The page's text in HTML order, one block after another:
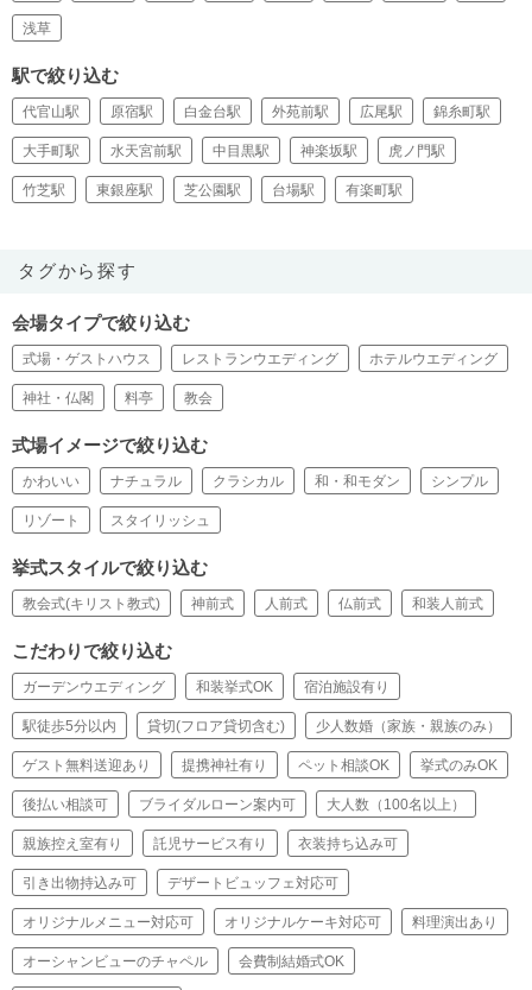
浅草
駅で絞り込む
代官山駅 原宿駅 白金台駅 外苑前駅 広尾駅 錦糸町駅
大手町駅 水天宮前駅 中目黒駅 神楽坂駅 虎ノ門駅
竹芝駅 東銀座駅 芝公園駅 台場駅 有楽町駅
タグから探す
会場タイプで絞り込む
式場・ゲストハウス レストランウエディング ホテルウエディング
神社・仏閣 料亭 教会
式場イメージで絞り込む
かわいい ナチュラル クラシカル 和・和モダン シンプル
リゾート スタイリッシュ
挙式スタイルで絞り込む
教会式(キリスト教式) 神前式 人前式 仏前式 和装人前式
こだわりで絞り込む
ガーデンウエディング 和装挙式OK 宿泊施設有り
駅徒歩5分以内 貸切(フロア貸切含む) 少人数婚（家族・親族のみ）
ゲスト無料送迎あり 提携神社有り ペット相談OK 挙式のみOK
後払い相談可 ブライダルローン案内可 大人数（100名以上）
親族控え室有り 託児サービス有り 衣装持ち込み可
引き出物持込み可 デザートビュッフェ対応可
オリジナルメニュー対応可 オリジナルケーキ対応可 料理演出あり
オーシャンビューのチャペル 会費制結婚式OK